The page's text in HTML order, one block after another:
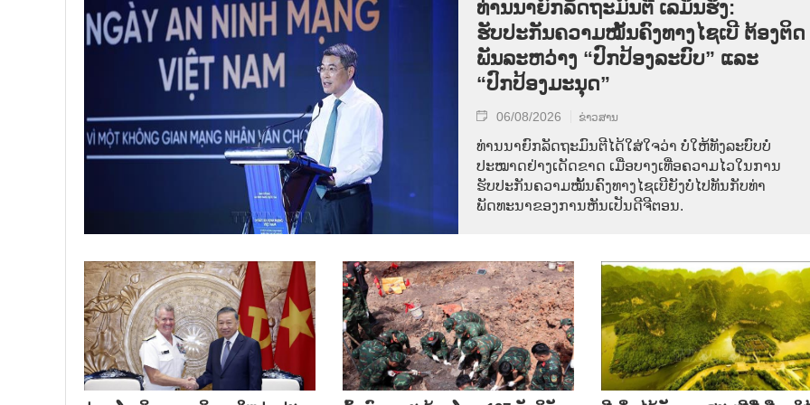
ທ່ານນາຍົກລັດຖະມົນຕີ ເລມິນຮຶງ:
ຮັບປະກັນຄວາມໝັ້ນຄົງທາງໄຊເບີ ຕ້ອງຕິດ
ພັນລະຫວ່າງ “ປົກປ້ອງລະບົບ” ແລະ
“ປົກປ້ອງມະນຸດ”
06/08/2026 ຂ່າວສານ
ທ່ານນາຍົກລັດຖະມົນຕີໄດ້ໃສ່ໃຈວ່າ ບໍ່ໃຫ້ທັງລະບົບບໍ່
ປະໝາດຢ່າງເດັດຂາດ ເມື່ອບາງເທື່ອຄວາມໄວໃນການ
ຮັບປະກັນຄວາມໝັ້ນຄົງທາງໄຊເບີຍັງບໍ່ໄປທັນກັບທ່າ
ພັດທະນາຂອງການຫັນເປັນດີຈີຕອນ.